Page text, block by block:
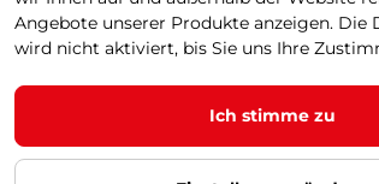
1 bewertung
52 cm
Angebote unserer Produkte anzeigen. Die
wird nicht aktiviert, bis Sie uns Ihre
Ich stimme zu